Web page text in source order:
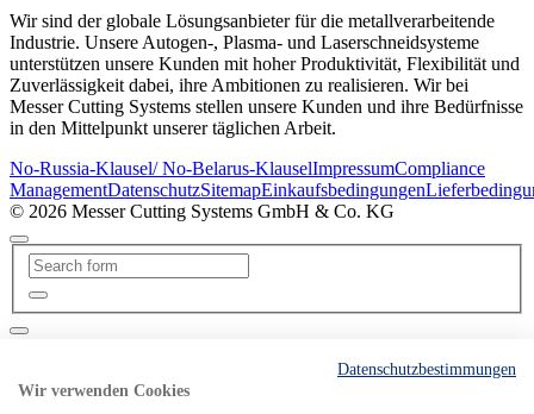
Wir sind der globale Lösungsanbieter für die metallverarbeitende
Industrie. Unsere Autogen-, Plasma- und Laserschneidsysteme
unterstützen unsere Kunden mit hoher Produktivität, Flexibilität und
Zuverlässigkeit dabei, ihre Ambitionen zu realisieren. Wir bei
Messer Cutting Systems stellen unsere Kunden und ihre Bedürfnisse
in den Mittelpunkt unserer täglichen Arbeit.
No-Russia-Klausel/ No-Belarus-KlauselImpressumCompliance
ManagementDatenschutzSitemapEinkaufsbedingungen
© 2026 Messer Cutting Systems GmbH & Co. KG
Datenschutzbestimmungen
Wir verwenden Cookies